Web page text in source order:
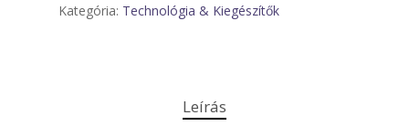
Kategória: Technológia & Kiegészítők
Leírás